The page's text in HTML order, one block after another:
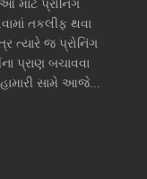
માટે પ્રોનિંગ
તકલીફ થવા
ત્યારે જ પ્રોનિંગ
પ્રાણ બચાવવા
સામે આજે...